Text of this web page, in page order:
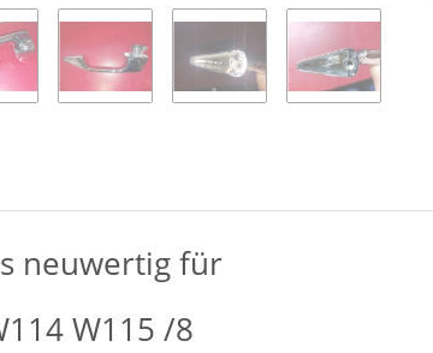
neuwertig für
W115 /8